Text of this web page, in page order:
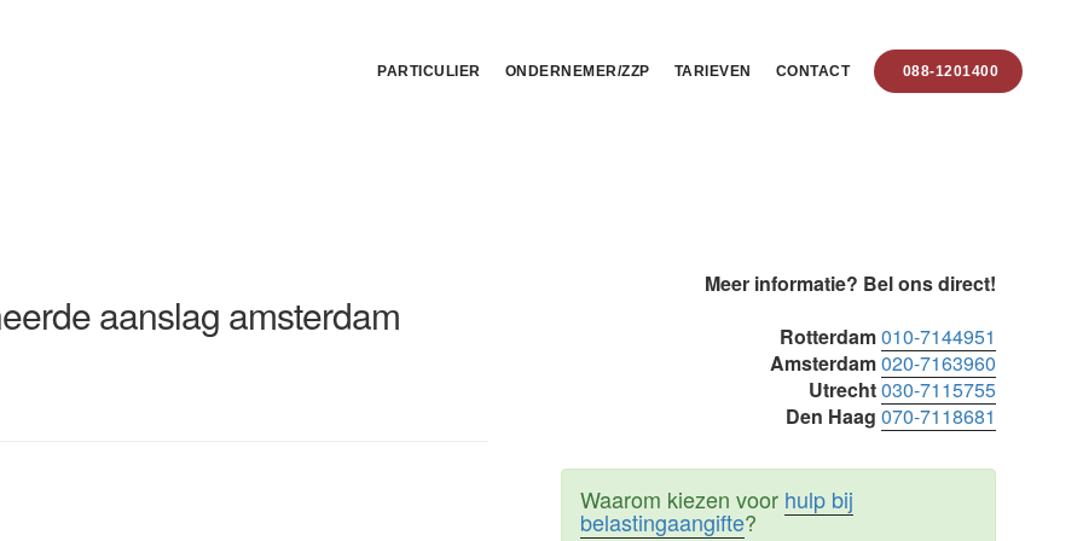
PARTICULIER ONDERNEMER/ZZP TARIEVEN CONTACT 088-1201400
aanslag amsterdam
Meer informatie? Bel ons direct!
Rotterdam010-7144951
Amsterdam020-7163960
Utrecht030-7115755
Den Haag 070-7118681
Waarom kiezen voor hulp bij
belastingaangifte?